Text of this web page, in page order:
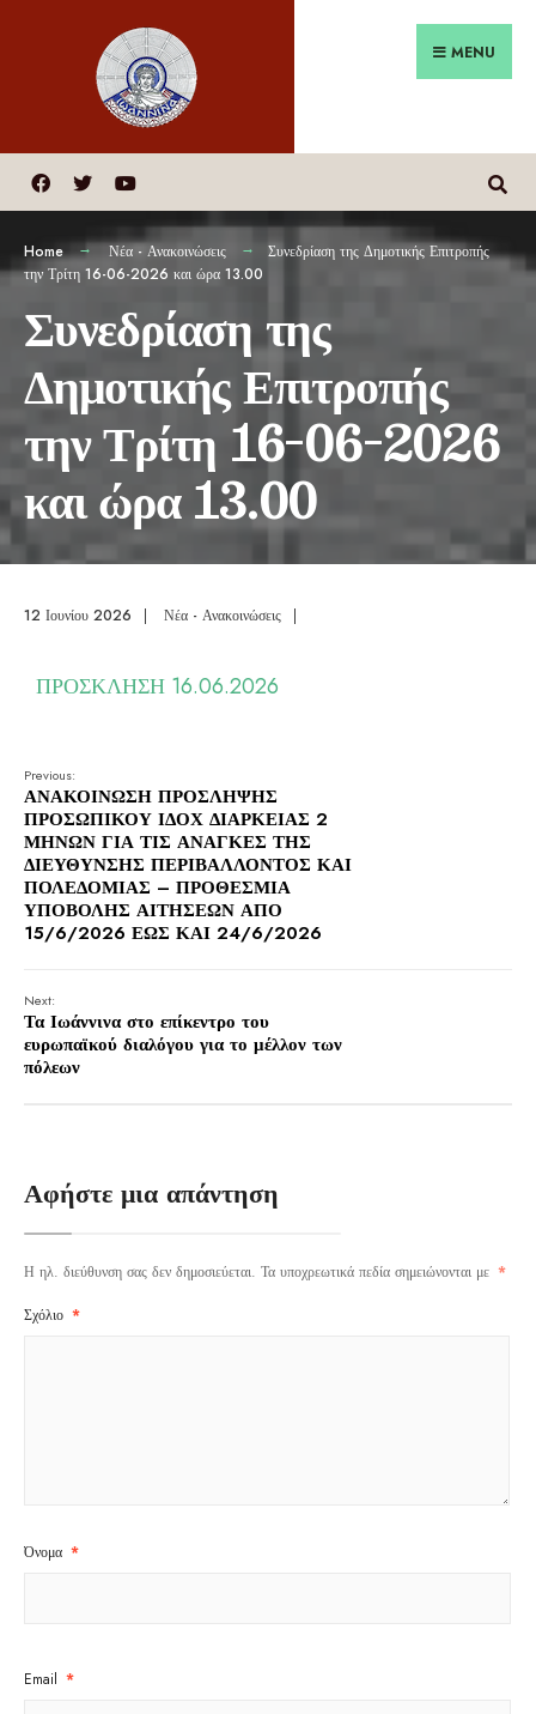
MENU
Home Νέα - Ανακοινώσεις
Συνεδρίαση της Δημοτικής Επιτροπής
την Τρίτη 16-06-2026 και ώρα 13.00
Συνεδρίαση της
Δημοτικής Επιτροπής
την Τρίτη 16-06-2026
και ώρα 13.00
12 Ιουνίου 2026 | Νέα - Ανακοινώσεις |
ΠΡΟΣΚΛΗΣΗ 16.06.2026
Previous:
ΑΝΑΚΟΙΝΩΣΗ ΠΡΟΣΛΗΨΗΣ
ΠΡΟΣΩΠΙΚΟΥ ΙΔΟΧ ΔΙΑΡΚΕΙΑΣ 2
ΜΗΝΩΝ ΓΙΑ ΤΙΣ ΑΝΑΓΚΕΣ ΤΗΣ
ΔΙΕΥΘΥΝΣΗΣ ΠΕΡΙΒΑΛΛΟΝΤΟΣ ΚΑΙ
ΠΟΛΕΔΟΜΙΑΣ – ΠΡΟΘΕΣΜΙΑ
ΥΠΟΒΟΛΗΣ ΑΙΤΗΣΕΩΝ ΑΠΟ
15/6/2026 ΕΩΣ ΚΑΙ 24/6/2026
Next:
Τα Ιωάννινα στο επίκεντρο του
ευρωπαϊκού διαλόγου για το μέλλον των
πόλεων
Αφήστε μια απάντηση
Η ηλ. διεύθυνση σας δεν δημοσιεύεται. Τα υποχρεωτικά πεδία σημειώνονται με *
Σχόλιο *
Όνομα *
Email *